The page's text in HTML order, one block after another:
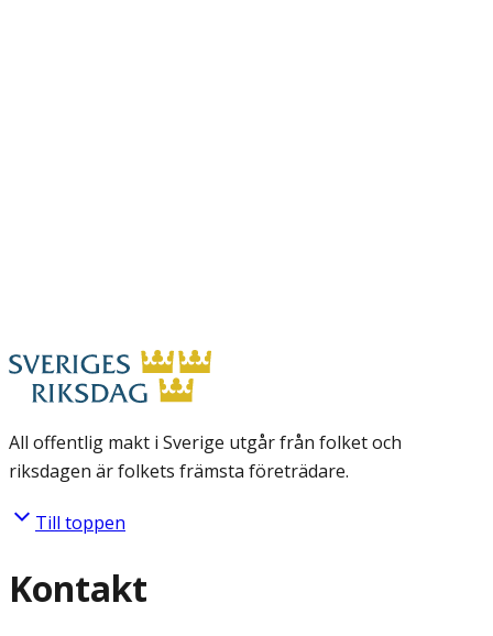
All offentlig makt i Sverige utgår från folket och
riksdagen är folkets främsta företrädare.
Till toppen
Kontakt